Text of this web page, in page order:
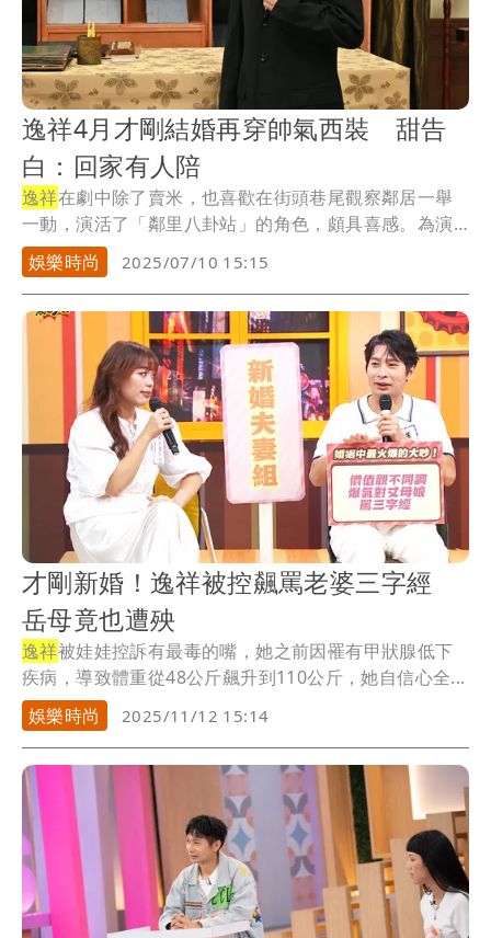
逸祥4月才剛結婚再穿帥氣西裝 甜告
白：回家有人陪
逸祥在劇中除了賣米，也喜歡在街頭巷尾觀察鄰居一舉
一動，演活了「鄰里八卦站」的角色，頗具喜感。為演
活八...
娛樂時尚 2025/07/10 15:15
才剛新婚！逸祥被控飆罵老婆三字經
岳母竟也遭殃
逸祥被娃娃控訴有最毒的嘴，她之前因罹有甲狀腺低下
疾病，導致體重從48公斤飆升到110公斤，她自信心全...
娛樂時尚
2025/11/12 15:14